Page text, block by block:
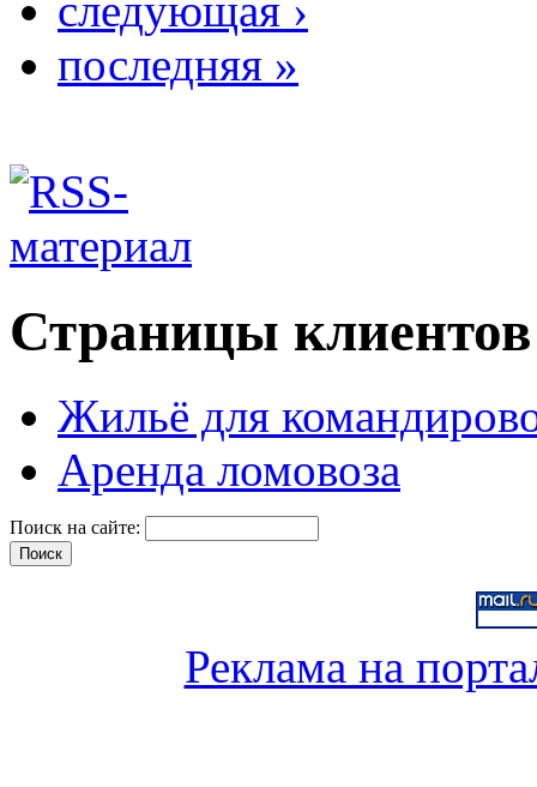
следующая ›
последняя »
Страницы клиентов
Жильё для
Аренда ломовоза
Поиск на сайте:
Реклама на